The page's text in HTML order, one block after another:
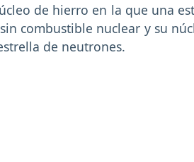
de hierro en la que una
combustible nuclear y su
de neutrones.